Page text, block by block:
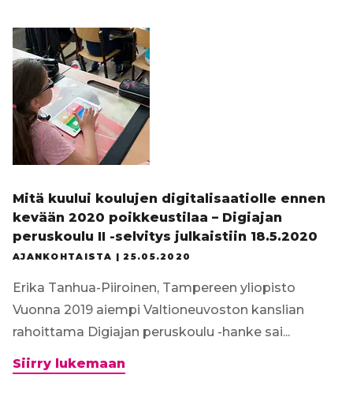
Mitä kuului koulujen digitalisaatiolle ennen
kevään 2020 poikkeustilaa – Digiajan
peruskoulu II -selvitys julkaistiin 18.5.2020
AJANKOHTAISTA |25.05.2020
Erika Tanhua-Piiroinen, Tampereen yliopisto
Vuonna 2019 aiempi Valtioneuvoston kanslian
rahoittama Digiajan peruskoulu -hanke sai...
Siirry lukemaan